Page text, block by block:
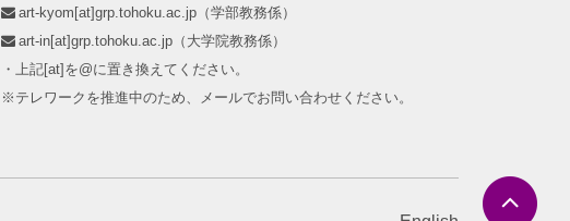
art-kyom[at]grp.tohoku.ac.jp（学部教務係）
art-in[at]grp.tohoku.ac.jp（大学院教務係）
・上記[at]を@に置き換えてください。
※テレワークを推進中のため、メールでお問い合わせください。